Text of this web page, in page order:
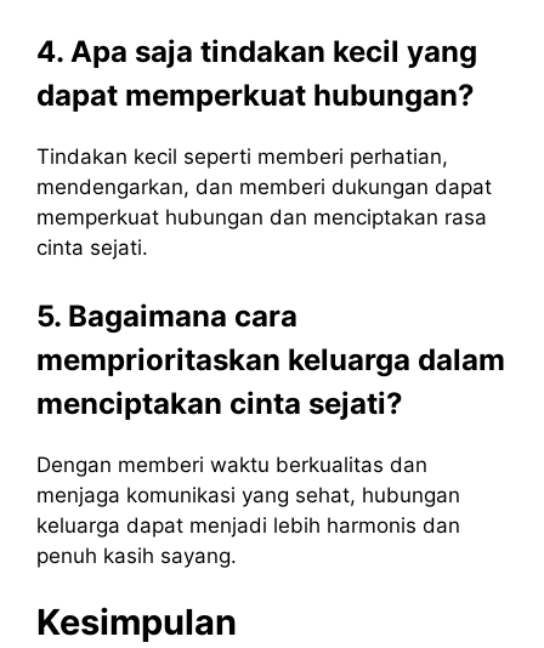
4. Apa saja tindakan kecil yang
dapat memperkuat hubungan?
Tindakan kecil seperti memberi perhatian,
mendengarkan, dan memberi dukungan dapat
memperkuat hubungan dan menciptakan rasa
cinta sejati.
5. Bagaimana cara
memprioritaskan keluarga dalam
menciptakan cinta sejati?
Dengan memberi waktu berkualitas dan
menjaga komunikasi yang sehat, hubungan
keluarga dapat menjadi lebih harmonis dan
penuh kasih sayang.
Kesimpulan